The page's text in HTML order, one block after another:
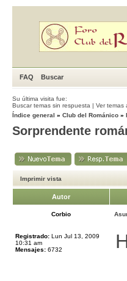
FAQ Buscar
Su última visita fue:
Buscar temas sin respuesta | Ver temas
Índice general » Club del Románico »
Sorprendente
Imprimir vista
Autor
Corbio
Registrado: Lun Jul 13, 2009
10:31 am
Mensajes: 6732